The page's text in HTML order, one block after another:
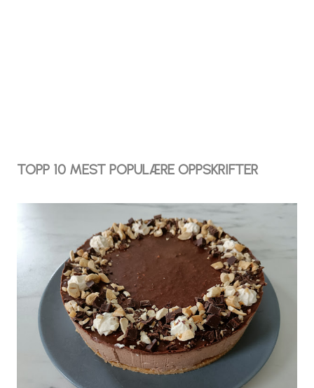
TOPP 10 MEST POPULÆRE OPPSKRIFTER